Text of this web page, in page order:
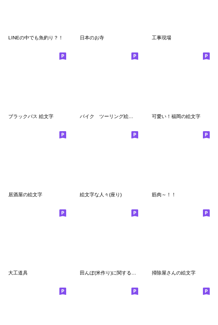
LINEの中でも魚釣り？！ 日本のお寺 工事現場
ブラックバス 絵文字 可愛い！福岡の絵文字
居酒屋の絵文字 絵文字な人々(座り) 筋肉～！！
大工道具 田んぼ(米作り)に関する絵文字 掃除屋さんの絵文字